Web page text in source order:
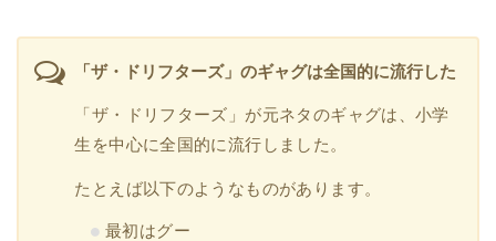
「ザ・ドリフターズ」のギャグは全国的に流行した
「ザ・ドリフターズ」が元ネタのギャグは、小学
生を中心に全国的に流行しました。
たとえば以下のようなものがあります。
最初はグー